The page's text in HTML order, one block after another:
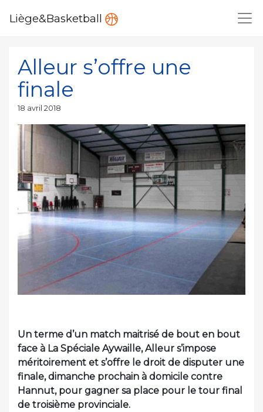
Liège&Basketball
Alleur s’offre une
finale
Publié
18 avril 2018
Un terme d’un match maitrisé de bout en bout
face à La Spéciale Aywaille, Alleur s’impose
méritoirement et s’offre le droit de disputer une
finale, dimanche prochain à domicile contre
Hannut, pour gagner sa place pour le tour final
de troisième provinciale.